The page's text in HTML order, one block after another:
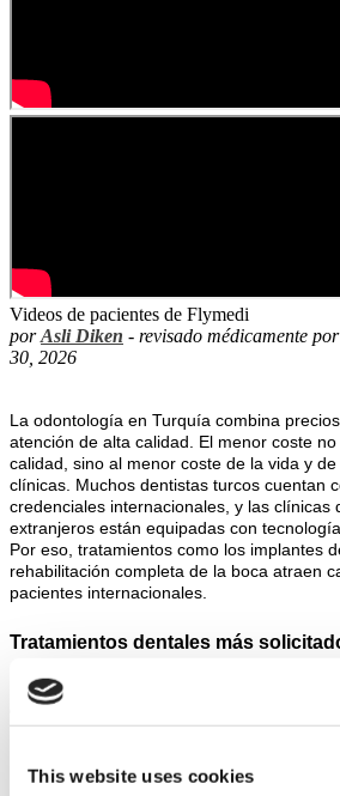
This website uses cookies
Videos de pacientes de Flymedi
porAsli Diken - revisado médicamente por
30, 2026
La odontología en Turquía combina
atención de alta calidad. El menor coste
calidad, sino al menor coste de la vida y
clínicas. Muchos dentistas turcos cuentan
credenciales internacionales, y las clínicas
extranjeros están equipadas con
Por eso, tratamientos como los implantes
rehabilitación completa de la boca atraen
pacientes internacionales.
Tratamientos dentales más
En Turquía puedes realizarte
dental. Los más demandados por los
dientes ausentes, con resultados